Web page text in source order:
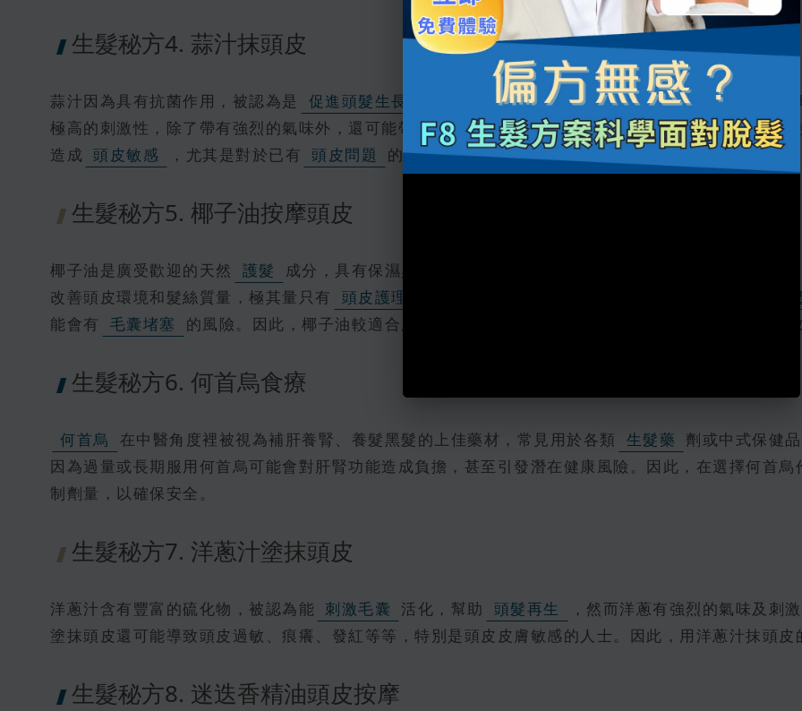
生髮秘方4. 蒜汁抹頭皮
蒜汁因為具有抗菌作用，被認為是 促進頭髮生長
的工具之一，蒜汁抹頭皮被指可以刺激頭皮的血液
極高的刺激性，除了帶有強烈的氣味外，還可能帶來皮膚灼熱感，因此亦讓許多人不敢嘗試。同時，
造成 頭皮敏感 ，尤其是對於已有 頭皮問題 的人群，使用蒜汁必須謹慎，並應進行適當稀釋以避免
生髮秘方5. 椰子油按摩頭皮
椰子油是廣受歡迎的天然 護髮 成分，具有保濕與舒緩
改善頭皮環境和髮絲質量，極其量只有
頭皮護理
促進
能會有
毛囊堵塞 的風險。因此，椰子油較適合用於日常的 困擾，
生髮秘方6. 何首烏食療
何首烏 在中醫角度裡被視為補肝養腎、養髮黑髮的上佳藥材，常見用於各類 生髮藥
劑或中式保健
因為過量或長期服用何首烏可能會對肝腎功能造成負擔，甚至引發潛在健康風險。因此，在選擇何首烏
制劑量，以確保安全。
生髮秘方7. 洋蔥汁塗抹頭皮
洋蔥汁含有豐富的硫化物，被認為能 刺激毛囊 活化，幫助 頭髮再生
，然而洋蔥有強烈的氣味及刺
塗抹頭皮還可能導致頭皮過敏、痕癢、發紅等等，特別是頭皮皮膚敏感的人士。因此，用洋蔥汁抹頭
生髮秘方8. 迷迭香精油頭皮按摩